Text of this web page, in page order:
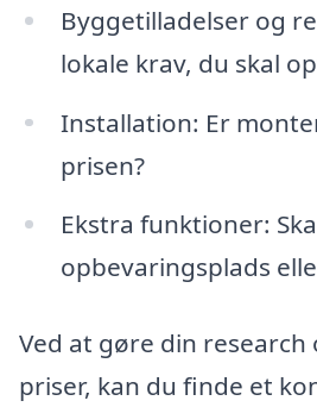
Byggetilladelser og
lokale krav, du skal
Installation: Er
prisen?
Ekstra funktioner:
opbevaringsplads
Ved at gøre din research
priser, kan du finde et